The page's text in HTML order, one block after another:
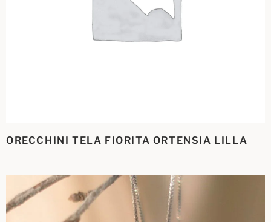
ORECCHINI TELA FIORITA ORTENSIA LILLA